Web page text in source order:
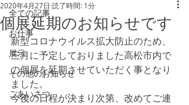
全ての記事
お仕事
展示
その他のお知らせ
ごあいさつ
個展延期のお知らせです
2020年4月27日 読了時間: 1分
新型コロナウイルス拡大防止のため、
三月に予定しておりました高松市内で
の個展を延期させていただく事となり
ました。
今後の日程が決まり次第、改めてご連